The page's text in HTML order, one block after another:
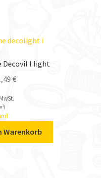
Decovil I light
€
Warenkorb